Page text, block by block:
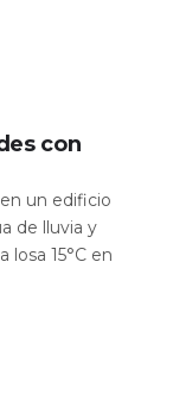
con
un edificio
de lluvia y
losa 15°C en